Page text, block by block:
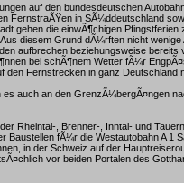
auf den bundesdeutschen
FernstraÃŸen in SÃ¼ddeutschland
gehen die einwÃ¶chigen
diesem Grund dÃ¼rften nicht
aufbrechen beziehungsweise
bei schÃ¶nem Wetter fÃ¼r
den Fernstrecken in ganz Deutschland
es auch an den GrenzÃ¼bergÃ¤ngen
Rheintal-, Brenner-, Inntal- und
Baustellen fÃ¼r die Westautobahn A 1
in der Schweiz auf der
vor beiden Portalen des